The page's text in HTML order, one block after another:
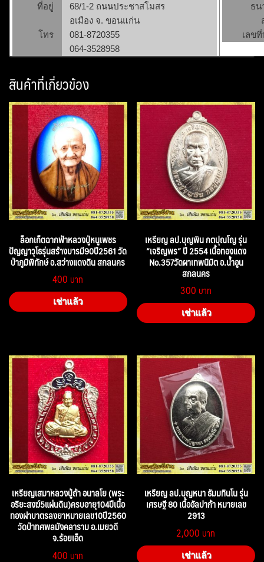
ที่อยู่
68/1-2 ถนนประชาสโมสร
อเมือง จ. ขอนแก่น
โทร
081-8720355
064-3528958
ธน
เลข
สินค้าที่เกี่ยวข้อง
ล็อกเก็ตฉากฟ้าหลวงปู่หนูเพชร
ปัญญาวุโธรุ่นสร้างบารมี90ปี2561 วัด
ป่าภูมิพิทักษ์ อ.สว่างแดงดิน สกลนคร
400
เช่าแล้ว
เหรียญ ลป.บุญพิน กตปุณโญ รุ่น
“เจริญพร” ปี 2554 เนื้อทองแดง
No.357วัดผาเทพนิมิต อ.น้ำอูน
สกลนคร
300
เช่าแล้ว
เหรียญเสมาหลวงปู่ถ้า อนาลโย (พระ
อริยะสงฆ์5แผ่นดิน)ครบอายุ104ปีเนื้อ
ทองฝาบาตรลงยาหมายเลข10ปี2560
วัดป่าทศพลมังคลาราม อ.เมยวดี
จ.ร้อยเอ็ด
400
เหรียญ ลป.บุญหนา ธัมมทินโน รุ่น
เศรษฐี 80 เนื้ออัลปาก้า หมายเลข
2913
2,000
เช่าแล้ว